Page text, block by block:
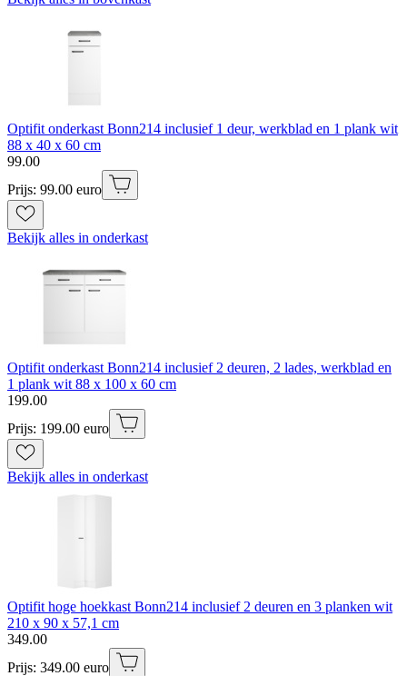
Optifit onderkast Bonn214 inclusief 1 deur, werkblad en 1 plank wit
88 x 40 x 60 cm
99.00
Prijs: 99.00 euro
Bekijk alles in onderkast
Optifit onderkast Bonn214 inclusief 2 deuren, 2 lades, werkblad en
1 plank wit 88 x 100 x 60 cm
199.00
Prijs: 199.00 euro
Bekijk alles in onderkast
Optifit hoge hoekkast Bonn214 inclusief 2 deuren en 3 planken wit
210 x 90 x 57,1 cm
349.00
Prijs: 349.00 euro